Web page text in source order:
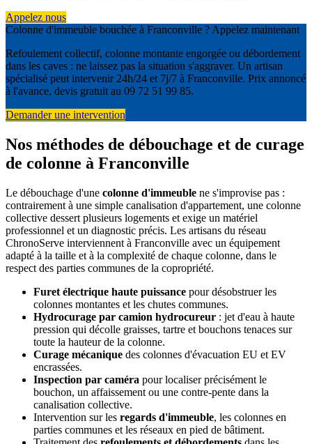
Appelez nous
Colonne d'immeuble bouchée à Franconville ? Appelez maintenant
Refoulement collectif, colonne montante engorgée ou débordement
dans les caves : ne laissez pas la situation s'aggraver. Un artisan
spécialisé peut intervenir 24h/24 et 7j/7 à Franconville. Prix annoncé
à l'avance, devis gratuit au 09 72 51 99 85.
Demander une intervention
Nos méthodes de débouchage et de curage
de colonne à Franconville
Le débouchage d'une colonne d'immeuble ne s'improvise pas :
contrairement à une simple canalisation d'appartement, une colonne
collective dessert plusieurs logements et exige un matériel
professionnel et un diagnostic précis. Les artisans du réseau
ChronoServe interviennent à Franconville avec un équipement
adapté à la taille et à la complexité de chaque colonne, dans le
respect des parties communes de la copropriété.
Furet électrique haute puissance pour désobstruer les
colonnes montantes et les chutes communes.
Hydrocurage par camion hydrocureur : jet d'eau à haute
pression qui décolle graisses, tartre et bouchons tenaces sur
toute la hauteur de la colonne.
Curage mécanique des colonnes d'évacuation EU et EV
encrassées.
Inspection par caméra pour localiser précisément le
bouchon, un affaissement ou une contre-pente dans la
canalisation collective.
Intervention sur les regards d'immeuble, les colonnes en
parties communes et les réseaux en pied de bâtiment.